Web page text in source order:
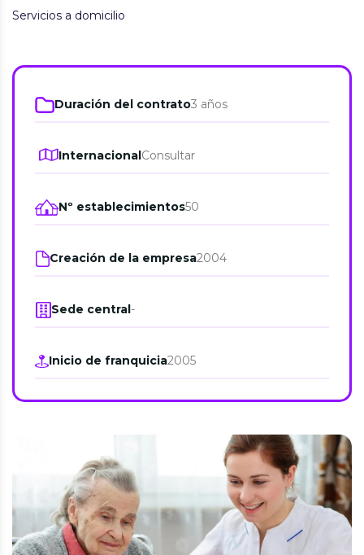
Servicios a domicilio
Duración del contrato3 años
InternacionalConsultar
Nº establecimientos50
Creación de la empresa2004
Sede central-
Inicio de franquicia2005